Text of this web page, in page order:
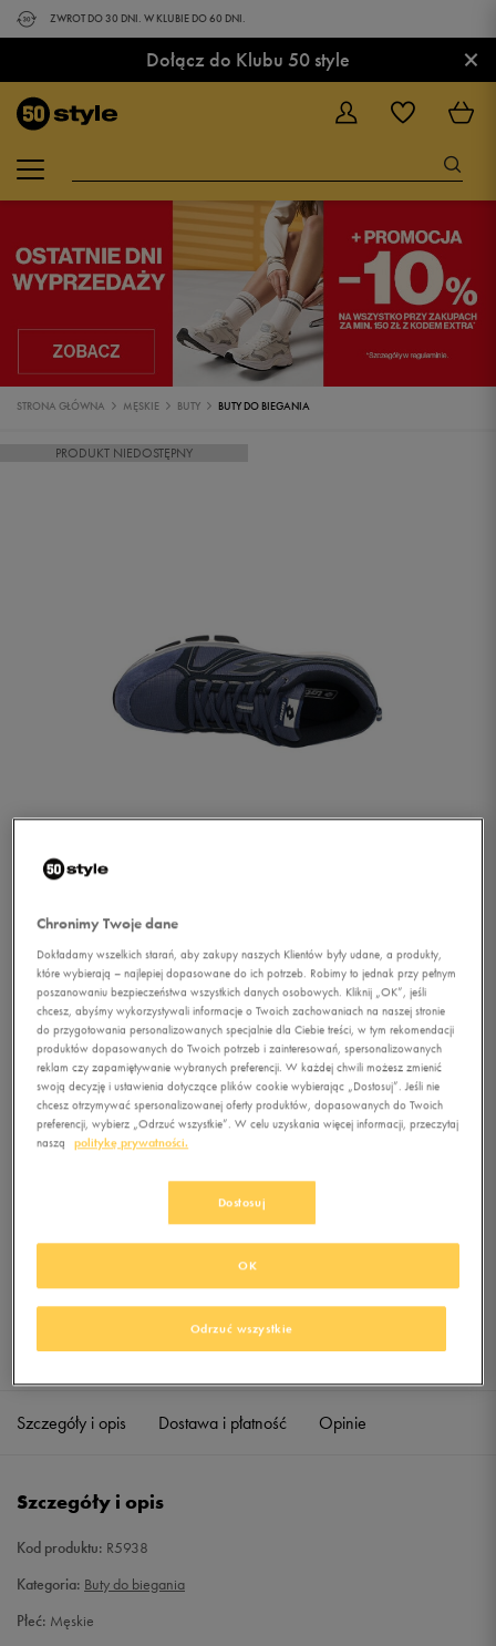
ZWROT DO 30 DNI. W KLUBIE DO 60 DNI.
Dołącz do Klubu 50 style ×
STRONA GŁÓWNA MĘSKIE BUTY BUTY DO BIEGANIA
PRODUKT NIEDOSTĘPNY
1/1
LOTTO GRANDE NY
0.0 (0 )
złz Vat
+ 0 PKT WKLUBIE 50 STYLE
Produkt niedostępny
Wybierz rozmiar
42 26,7 cm
Sprawdź dostępność w salonach
Szczegóły i opis Dostawa i płatność Opinie
Szczegóły i opis
Kod produktu: R5938
Kategoria: Buty do biegania
Płeć: Męskie
Chronimy Twoje dane
Dokładamy wszelkich starań, aby zakupy naszych Klientów były udane, a produkty,
które wybierają – najlepiej dopasowane do ich potrzeb. Robimy to jednak przy pełnym
poszanowaniu bezpieczeństwa wszystkich danych osobowych. Kliknij „OK”, jeśli
chcesz, abyśmy wykorzystywali informacje o Twoich zachowaniach na naszej stronie
do przygotowania personalizowanych specjalnie dla Ciebie treści, w tym rekomendacji
produktów dopasowanych do Twoich potrzeb i zainteresowań, spersonalizowanych
reklam czy zapamiętywanie wybranych preferencji. W każdej chwili możesz zmienić
swoją decyzję i ustawienia dotyczące plików cookie wybierając „Dostosuj”. Jeśli nie
chcesz otrzymywać spersonalizowanej oferty produktów, dopasowanych do Twoich
preferencji, wybierz „Odrzuć wszystkie”. W celu uzyskania więcej informacji, przeczytaj
naszą politykę prywatności.
Dostosuj
Odrzuć wszystkie
OK